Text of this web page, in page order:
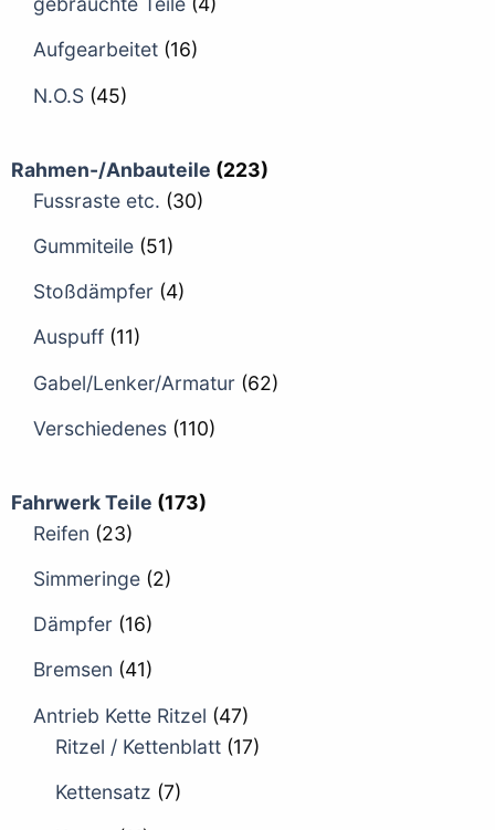
Aufgearbeitet (16)
N.O.S (45)
Rahmen-/Anbauteile (223)
Fussraste etc. (30)
Gummiteile (51)
Stoßdämpfer (4)
Auspuff (11)
Gabel/Lenker/Armatur (62)
Verschiedenes (110)
Fahrwerk Teile (173)
Reifen (23)
Simmeringe (2)
Dämpfer (16)
Bremsen (41)
Antrieb Kette Ritzel (47)
Ritzel / Kettenblatt (17)
Kettensatz (7)